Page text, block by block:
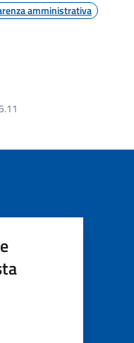
amministrativa